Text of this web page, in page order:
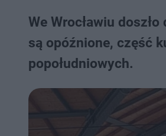
We Wrocławiu
są opóźnione, część
popołudniowych.